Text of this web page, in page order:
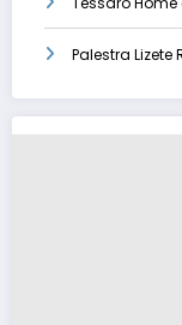
Palestra Lizete